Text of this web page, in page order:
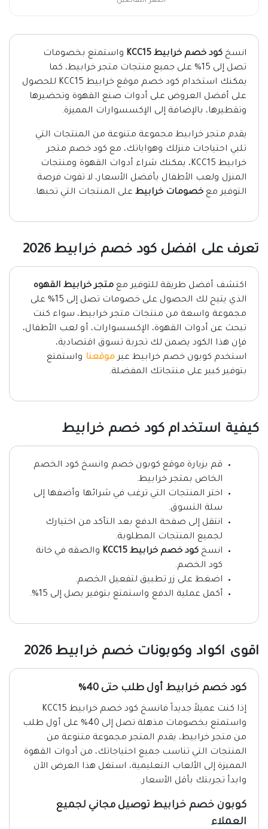
انسخ كود خصم خرابيط KCC15
واستمتع بخصومات
تصل إلى 15% على جميع منتجات متجر خرابيط، كما
يمكنك استخدام كود خصم موقع خرابيط KCC15 للحصول
على أفضل العروض على أدوات صنع القهوة وتحضيرها
وتقطيرها، بالإضافة إلى الإكسسوارات المميزة.
يقدم متجر خرابيط مجموعة متنوعة من المنتجات التي
تلبي احتياجات منزلك وهواياتك، مع كود خصم متجر
خرابيط KCC15، يمكنك شراء أدوات القهوة ومنتجات
المنزل ولعب الأطفال بأفضل الأسعار، لا تفوت فرصة
التوفير مع خصومات خرابيط على المنتجات التي تحبها.
تعرف على افضل كود خصم خرابيط 2026
اكتشف أفضل طريقة للتوفير مع متجر خرابيط القهوه
الذي يتيح لك الحصول على خصومات تصل إلى 15% على
مجموعة واسعة من منتجات متجر خرابيط، سواء كنت
تبحث عن أدوات القهوة، الإكسسوارات، أو لعب الأطفال،
فإن هذا الكود يضمن لك تجربة تسوق اقتصادية،
استخدم كوبون خصم خرابيط عبرموقعنا واستمتع
بتوفير كبير على منتجاتك المفضلة.
كيفية استخدام كود خصم خرابيط
قم بزيارة موقع كوبون خصم وانسخ كود الخصم
الخاص بمتجر خرابيط.
اختر المنتجات التي ترغب في شرائها وأضفها إلى
سلة التسوق.
انتقل إلى صفحة الدفع بعد التأكد من اختيارك
لجميع المنتجات المطلوبة.
انسخ كود خصم خرابيط KCC15
والصقه في خانة
كود الخصم.
اضغط على زر تطبيق لتفعيل الخصم.
أكمل عملية الدفع واستمتع بتوفير يصل إلى 15%.
اقوى اكواد وكوبونات خصم خرابيط 2026
كود خصم خرابيط أول طلب حتى 40%
إذا كنت عميلاً جديداً فانسخ كود خصم خرابيط KCC15
واستمتع بخصومات مذهلة تصل إلى 40% على أول طلب
من متجر خرابيط، يقدم المتجر مجموعة متنوعة من
المنتجات التي تناسب جميع احتياجاتك، من أدوات القهوة
المميزة إلى الألعاب التعليمية، استغل هذا العرض الآن
وابدأ تجربتك بأقل الأسعار.
كوبون خصم خرابيط توصيل مجاني لجميع
العملاء